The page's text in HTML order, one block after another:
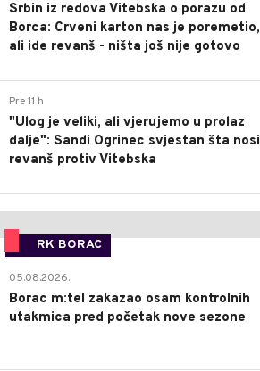
Srbin iz redova Vitebska o porazu od
Borca: Crveni karton nas je poremetio,
ali ide revanš - ništa još nije gotovo
Pre 11 h
"Ulog je veliki, ali vjerujemo u prolaz
dalje": Sandi Ogrinec svjestan šta nosi
revanš protiv Vitebska
RK BORAC
05.08.2026.
Borac m:tel zakazao osam kontrolnih
utakmica pred početak nove sezone